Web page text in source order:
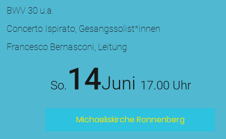
So. 14Juni 17.00 Uhr
Michaeliskirche Ronnenberg
BWV 30 u.a.
Concerto Ispirato, Gesangssolist*innen
Francesco Bernasconi, Leitung